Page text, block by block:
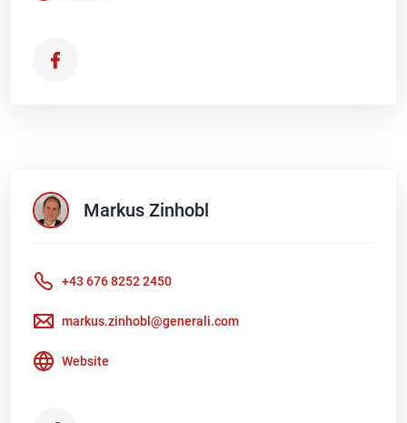
Markus Zinhobl
+43 676 8252 2450
markus.zinhobl@generali.com
Website